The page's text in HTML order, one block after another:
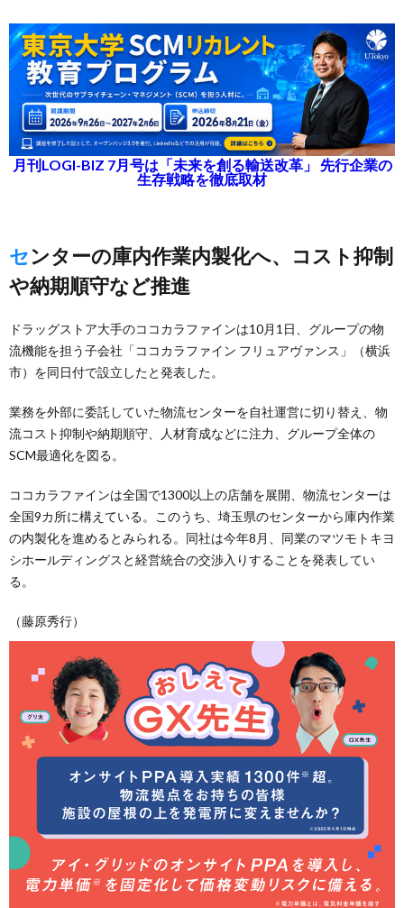
月刊LOGI-BIZ 7月号は「未来を創る輸送改革」 先行企業の
生存戦略を徹底取材
センターの庫内作業内製化へ、コスト抑制
や納期順守など推進
ドラッグストア大手のココカラファインは10月1日、グループの物
流機能を担う子会社「ココカラファイン フリュアヴァンス」（横浜
市）を同日付で設立したと発表した。
業務を外部に委託していた物流センターを自社運営に切り替え、物
流コスト抑制や納期順守、人材育成などに注力、グループ全体の
SCM最適化を図る。
ココカラファインは全国で1300以上の店舗を展開、物流センターは
全国9カ所に構えている。このうち、埼玉県のセンターから庫内作業
の内製化を進めるとみられる。同社は今年8月、同業のマツモトキヨ
シホールディングスと経営統合の交渉入りすることを発表してい
る。
（藤原秀行）